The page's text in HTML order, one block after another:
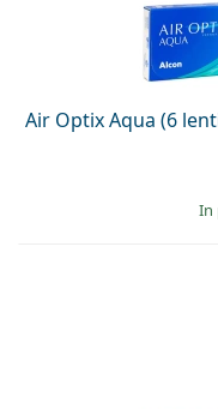
Air Optix Aqua (6